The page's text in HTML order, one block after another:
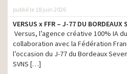
publié le 18 juin 2026
VERSUS x FFR – J-77 DU BORDEAUX
Versus, l’agence créative 100% IA
collaboration avec la Fédération
l’occasion du J-77 du Bordeaux
SVNS […]